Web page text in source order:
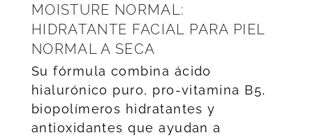
MOISTURE NORMAL:
HIDRATANTE FACIAL PARA PIEL
NORMAL A SECA
Su fórmula combina ácido
hialurónico puro, pro-vitamina B5,
biopolímeros hidratantes y
antioxidantes que ayudan a